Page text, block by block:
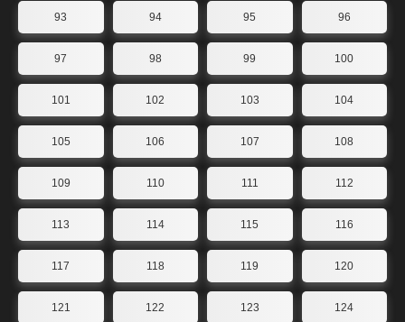
93 94 95 96
97 98 99 100
101 102 103 104
105 106 107 108
109 110 111 112
113 114 115 116
117 118 119 120
121 122 123 124